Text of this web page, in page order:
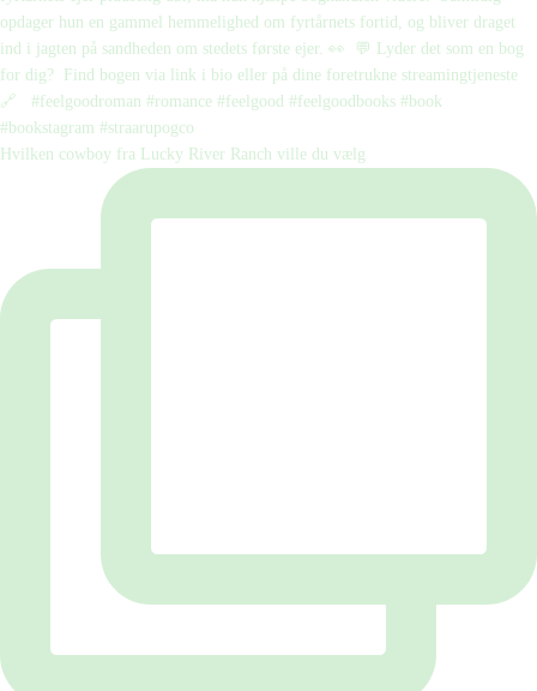
Hvilken cowboy fra Lucky River Ranch ville du vælg